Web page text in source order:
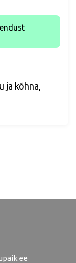
ja kõhna,